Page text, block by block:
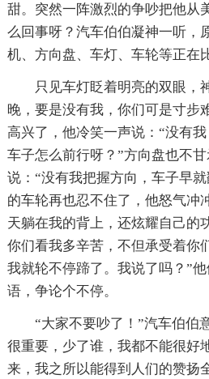
甜。突然一阵激烈的争吵把他从
么回事呀？汽车伯伯凝神一听
机、方向盘、车灯、车轮等正在
只见车灯眨着明亮的双眼，
晚，要是没有我，你们可是寸步
高兴了，他冷笑一声说：“没有
车子怎么前行呀？”方向盘也不
说：“没有我把握方向，车子早
的车轮再也忍不住了，他怒气冲
天躺在我的背上，还炫耀自己的
你们看我多辛苦，不但承受着你
我就轮不停蹄了。我说了吗？”
语，争论个不停。
“大家不要吵了！”汽车伯伯
很重要，少了谁，我都不能很好
来，我之所以能得到人们的赞扬